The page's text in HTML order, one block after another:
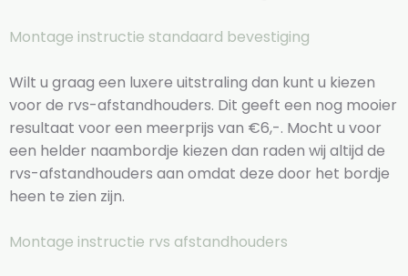
Montage instructie standaard bevestiging
Wilt u graag een luxere uitstraling dan kunt u kiezen
voor de rvs-afstandhouders. Dit geeft een nog mooier
resultaat voor een meerprijs van €6,-. Mocht u voor
een helder naambordje kiezen dan raden wij altijd de
rvs-afstandhouders aan omdat deze door het bordje
heen te zien zijn.
Montage instructie rvs afstandhouders